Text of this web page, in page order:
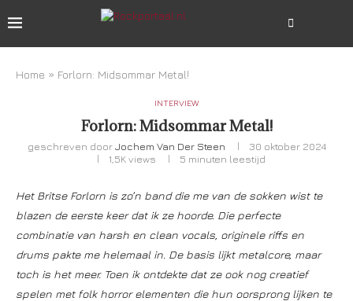
Home » Forlorn: Midsommar Metal!
INTERVIEW
Forlorn: Midsommar Metal!
geschreven doorJochem Van Der Steen
30 oktober 2024
1,5K views 5 minuten leestijd
Het Britse Forlorn is zo’n band die me van de sokken wist te
blazen de eerste keer dat ik ze hoorde. Die perfecte
combinatie van harsh en clean vocals, originele riffs en
drums pakte me helemaal in. De basis lijkt metalcore, maar
toch is het meer. Toen ik ontdekte dat ze ook nog creatief
spelen met folk horror elementen die hun oorsprong lijken te